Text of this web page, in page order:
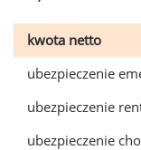
kwota netto
ubezpieczenie
ubezpieczenie
ubezpieczenie